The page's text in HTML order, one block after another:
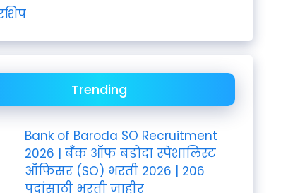
Trending
Bank of Baroda SO Recruitment
2026 | बँक ऑफ बडोदा स्पेशालिस्ट
ऑफिसर (SO) भरती 2026 | 206
पदांसाठी भरती जाहीर